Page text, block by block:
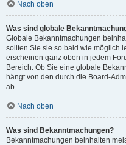
Nach oben
Was sind globale
Globale Bekanntmachungen
sollten Sie sie so bald wie möglich
erscheinen ganz oben in jedem
Bereich. Ob Sie eine globale
hängt von den durch die Board-
ab.
Nach oben
Was sind Bekanntmachungen?
Bekanntmachungen beinhalten